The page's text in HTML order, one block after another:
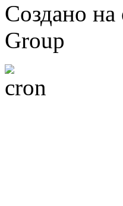
Создано на
Group